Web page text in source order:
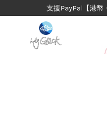
支援PayPal【港幣
您的購物車